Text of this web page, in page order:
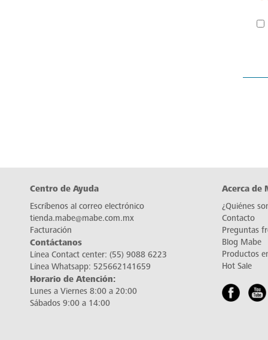
Centro de Ayuda
Escríbenos al correo electrónico
tienda.mabe@mabe.com.mx
Facturación
Contáctanos
Línea Contact center: (55) 9088 6223
Línea Whatsapp: 525662141659
Horario de Atención:
Lunes a Viernes 8:00 a 20:00
Sábados 9:00 a 14:00
Acerca de
¿Quiénes
Contacto
Preguntas
Blog Mabe
Productos
Hot Sale